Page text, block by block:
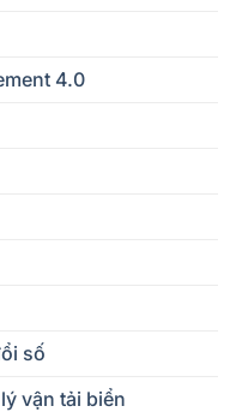
4.0
số
vận tải biển